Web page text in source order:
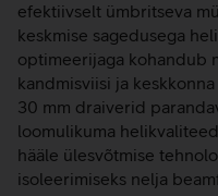
efektiivselt ümbritseva
keskmise sagedusega
optimeerijaga kohandub
kandmisviisi ja
30 mm draiverid
loomulikuma
hääle ülesvõtmise
isoleerimiseks nelja